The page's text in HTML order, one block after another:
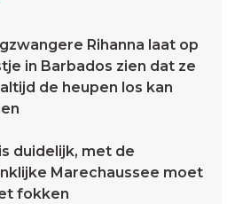
Rihanna laat op
in Barbados zien dat ze
de heupen los kan
duidelijk, met de
Marechaussee moet
fokken